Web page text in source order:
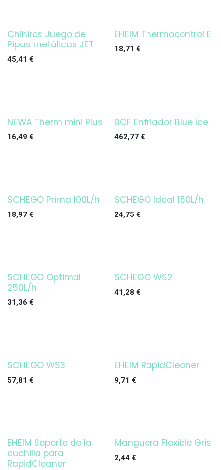
Chihiros Juego de
Pipas metálicas JET
45,41 €
¡OFERTA!
EHEIM Thermocontrol E
18,71 €
NEWA Therm mini Plus
16,49 €
BCF Enfriador Blue Ice
462,77€
SCHEGO Prima 100L/h
18,97 €
SCHEGO Ideal 150L/h
24,75 €
SCHEGO Optimal
250L/h
31,36 €
SCHEGO WS2
41,28 €
SCHEGO WS3
57,81 € ¡OFERTA!
EHEIM RapidCleaner
9,71 €
¡OFERTA!
EHEIM Soporte de la
cuchilla para
RapidCleaner
Manguera Flexible Gris
2,44€